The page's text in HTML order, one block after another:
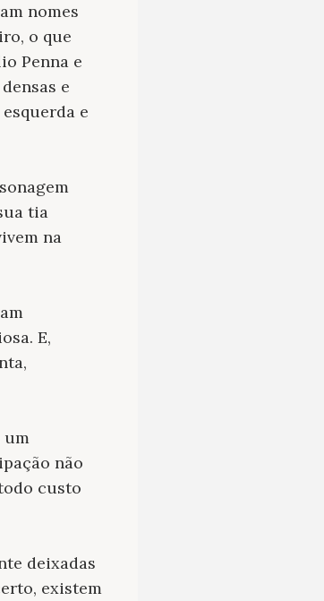
nomes
o que
Penna e
e
e
tia
na
E,
um
não
custo
deixadas
existem